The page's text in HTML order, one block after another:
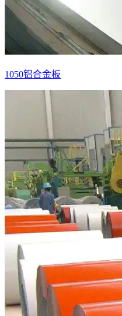
1050铝合金板